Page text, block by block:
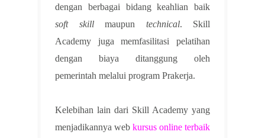
dengan berbagai bidang keahlian baik
soft skillmaupun technical. Skill
Academy juga memfasilitasi pelatihan
dengan biaya ditanggung oleh
pemerintah melalui program Prakerja.
Kelebihan lain dari Skill Academy yang
menjadikannya web kursus online terbaik